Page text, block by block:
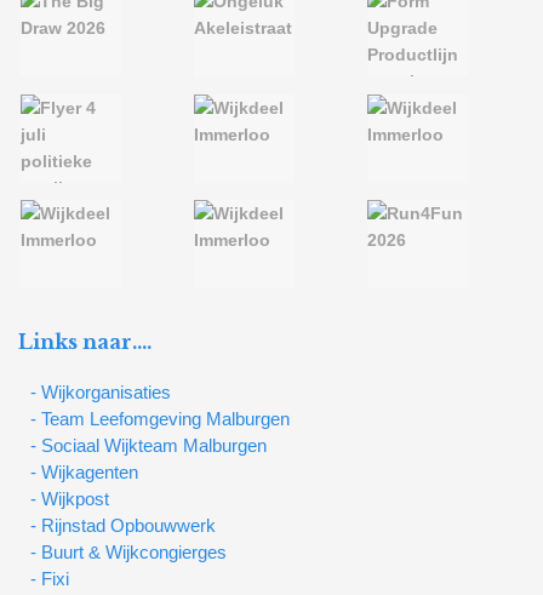
Links naar….
- Wijkorganisaties
- Team Leefomgeving Malburgen
- Sociaal Wijkteam Malburgen
- Wijkagenten
- Wijkpost
- Rijnstad Opbouwwerk
- Buurt & Wijkcongierges
- Fixi